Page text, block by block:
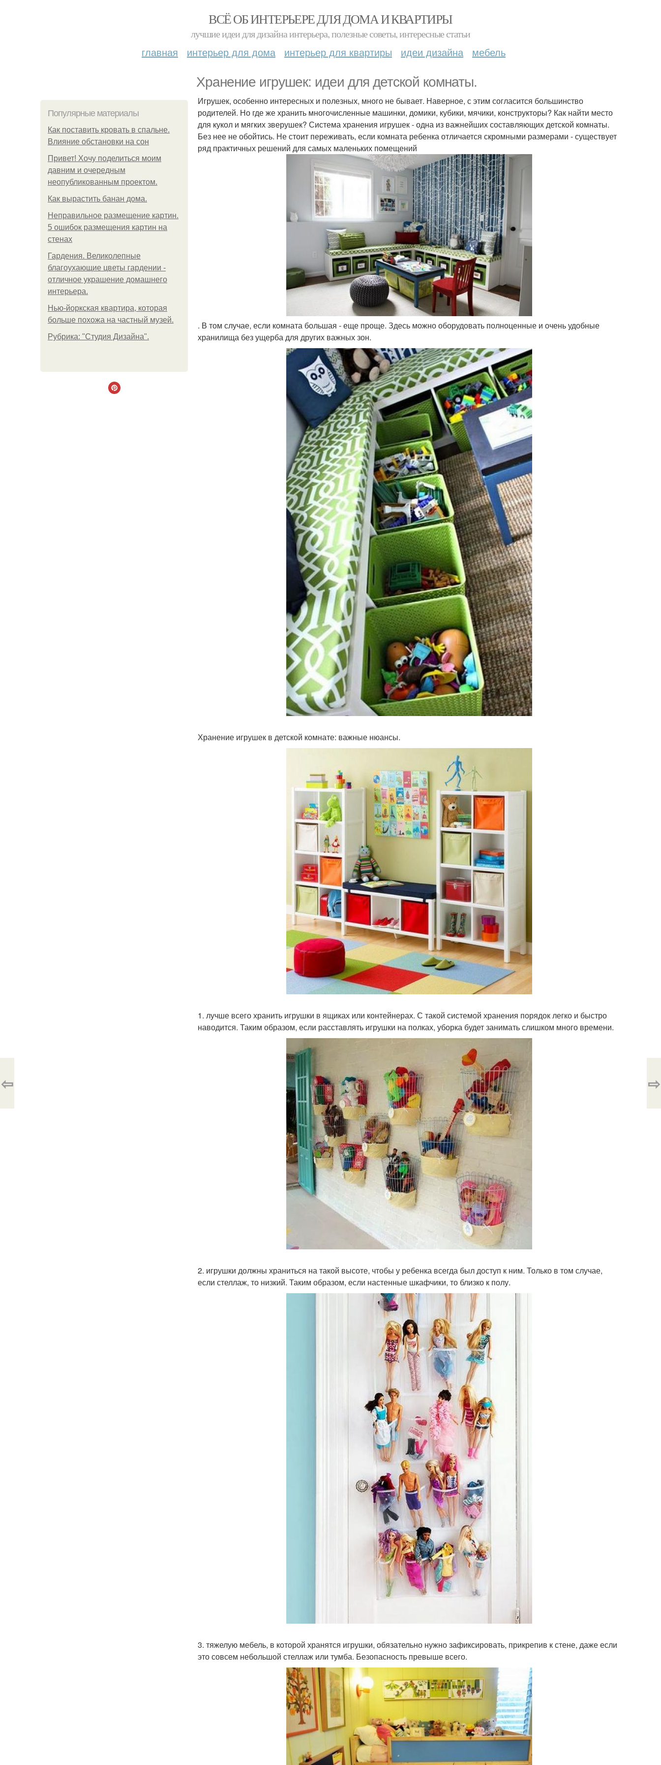
ВСЁ ОБ ИНТЕРЬЕРЕ ДЛЯ ДОМА И КВАРТИРЫ
лучшие идеи для дизайна интерьера, полезные советы, интересные статьи
главная интерьер для дома интерьер для квартиры идеи дизайна мебель
Хранение игрушек: идеи для детской комнаты.
Популярные материалы
Как поставить кровать в спальне.
Влияние обстановки на сон
Привет! Хочу поделиться моим
давним и очередным
неопубликованным проектом.
Как вырастить банан дома.
Неправильное размещение картин.
5 ошибок размещения картин на
стенах
Гардения. Великолепные
благоухающие цветы гардении -
отличное украшение домашнего
интерьера.
Нью-йоркская квартира, которая
больше похожа на частный музей.
Рубрика: "Студия Дизайна".
Игрушек, особенно интересных и полезных, много не бывает. Наверное, с этим согласится большинство
родителей. Но где же хранить многочисленные машинки, домики, кубики, мячики, конструкторы? Как найти место
для кукол и мягких зверушек? Система хранения игрушек - одна из важнейших составляющих детской комнаты.
Без нее не обойтись. Не стоит переживать, если комната ребенка отличается скромными размерами - существует
ряд практичных решений для самых маленьких помещений
. В том случае, если комната большая - еще проще. Здесь можно оборудовать полноценные и очень удобные
хранилища без ущерба для других важных зон.
Хранение игрушек в детской комнате: важные нюансы.
1. лучше всего хранить игрушки в ящиках или контейнерах. С такой системой хранения порядок легко и быстро
наводится. Таким образом, если расставлять игрушки на полках, уборка будет занимать слишком много времени.
2. игрушки должны храниться на такой высоте, чтобы у ребенка всегда был доступ к ним. Только в том случае,
если стеллаж, то низкий. Таким образом, если настенные шкафчики, то близко к полу.
3. тяжелую мебель, в которой хранятся игрушки, обязательно нужно зафиксировать, прикрепив к стене, даже если
это совсем небольшой стеллаж или тумба. Безопасность превыше всего.
⇦ ⇨